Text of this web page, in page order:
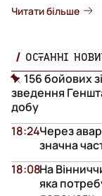
Читати більше
ОСТАННІ
156 бойових
зведення
добу
Через
значна
18:24
На
яка
18:08